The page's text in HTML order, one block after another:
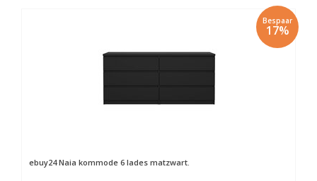
Bespaar
17%
ebuy24Naia kommode 6 lades matzwart.